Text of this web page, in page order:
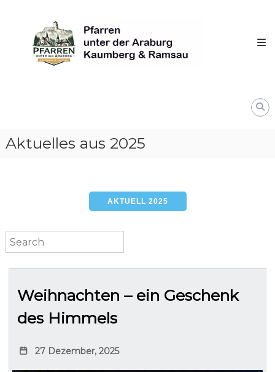
content
unter
derAraburg
Kaumberg
Aktuelles aus 2025
AKTUELL 2025
Weihnachten – ein Geschenk
des Himmels
27 Dezember, 2025